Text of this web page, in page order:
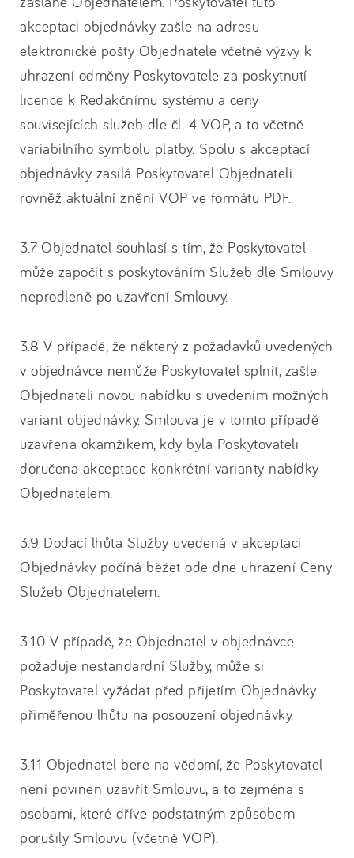
akceptaci objednávky zašle na adresu
elektronické pošty Objednatele včetně výzvy k
uhrazení odměny Poskytovatele za poskytnutí
licence k Redakčnímu systému a ceny
souvisejících služeb dle čl. 4 VOP, a to včetně
variabilního symbolu platby. Spolu s akceptací
objednávky zasílá Poskytovatel Objednateli
rovněž aktuální znění VOP ve formátu PDF.
3.7 Objednatel souhlasí s tím, že Poskytovatel
může započít s poskytováním Služeb dle Smlouvy
neprodleně po uzavření Smlouvy.
3.8 V případě, že některý z požadavků uvedených
v objednávce nemůže Poskytovatel splnit, zašle
Objednateli novou nabídku s uvedením možných
variant objednávky. Smlouva je v tomto případě
uzavřena okamžikem, kdy byla Poskytovateli
doručena akceptace konkrétní varianty nabídky
Objednatelem.
3.9 Dodací lhůta Služby uvedená v akceptaci
Objednávky počíná běžet ode dne uhrazení Ceny
Služeb Objednatelem.
3.10 V případě, že Objednatel v objednávce
požaduje nestandardní Služby, může si
Poskytovatel vyžádat před přijetím Objednávky
přiměřenou lhůtu na posouzení objednávky.
3.11 Objednatel bere na vědomí, že Poskytovatel
není povinen uzavřít Smlouvu, a to zejména s
osobami, které dříve podstatným způsobem
porušily Smlouvu (včetně VOP).